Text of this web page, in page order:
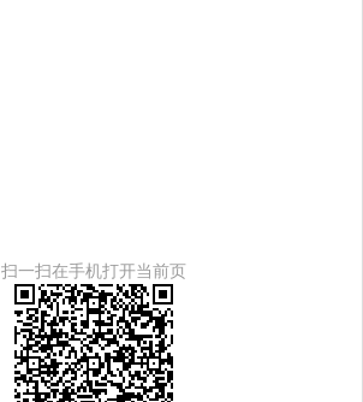
扫一扫在手机打开当前页